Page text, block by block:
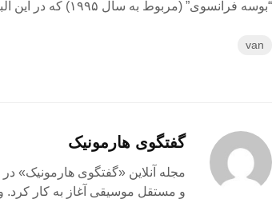
“بوسه فرانسوی” (مربوط به سال ۱۹۹۵) که در این آلبوم اجرا شد.
van
گفتگوی هارمونیک
و مستقل موسیقی آغاز به کار